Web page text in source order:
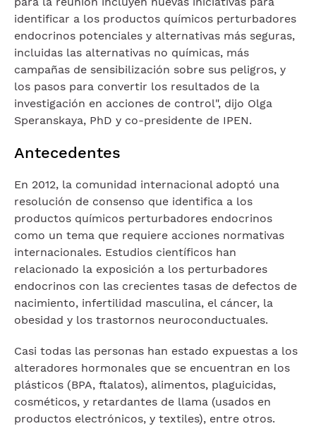
identificar a los productos químicos perturbadores
endocrinos potenciales y alternativas más seguras,
incluidas las alternativas no químicas, más
campañas de sensibilización sobre sus peligros, y
los pasos para convertir los resultados de la
investigación en acciones de control", dijo Olga
Speranskaya, PhD y co-presidente de IPEN.
Antecedentes
En 2012, la comunidad internacional adoptó una
resolución de consenso que identifica a los
productos químicos perturbadores endocrinos
como un tema que requiere acciones normativas
internacionales. Estudios científicos han
relacionado la exposición a los perturbadores
endocrinos con las crecientes tasas de defectos de
nacimiento, infertilidad masculina, el cáncer, la
obesidad y los trastornos neuroconductuales.
Casi todas las personas han estado expuestas a los
alteradores hormonales que se encuentran en los
plásticos (BPA, ftalatos), alimentos, plaguicidas,
cosméticos, y retardantes de llama (usados en
productos electrónicos, y textiles), entre otros.